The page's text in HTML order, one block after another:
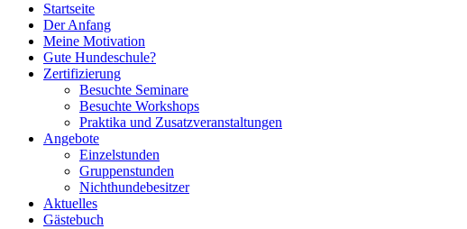
Startseite
Der Anfang
Meine Motivation
Gute Hundeschule?
Zertifizierung
Besuchte Seminare
Besuchte Workshops
Praktika und Zusatzveranstaltungen
Angebote
Einzelstunden
Gruppenstunden
Nichthundebesitzer
Aktuelles
Gästebuch